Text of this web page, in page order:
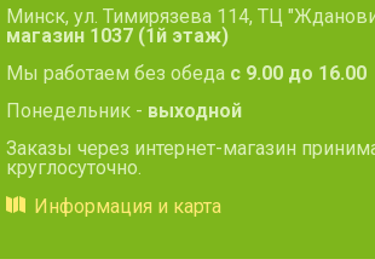
Bluetooth: есть
Съемная панель: нет
RCA (линейные) выходы: 3 пары
Минск, ул. Тимирязева 114, ТЦ
магазин 1037 (1й этаж)
Мы работаем без обеда с 9.00 до 16.00
Понедельник - выходной
Заказы через интернет-магазин
круглосуточно.
Информация и карта